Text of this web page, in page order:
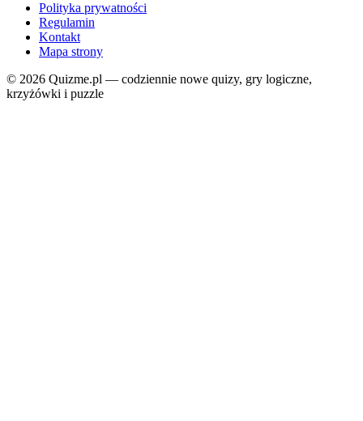
Polityka prywatności
Regulamin
Kontakt
Mapa strony
© 2026 Quizme.pl — codziennie nowe quizy, gry logiczne,
krzyżówki i puzzle